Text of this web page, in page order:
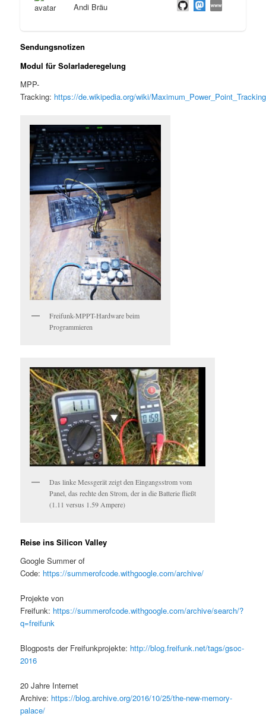
Andi Bräu
Sendungsnotizen
Modul für Solarladeregelung
MPP-
Tracking: https://de.wikipedia.org/wiki/Maximum_Power_Point_Tracking
Freifunk-MPPT-Hardware beim
Programmieren
Das linke Messgerät zeigt den Eingangsstrom vom
Panel, das rechte den Strom, der in die Batterie fließt
(1.11 versus 1.59 Ampere)
Reise ins Silicon Valley
Google Summer of
Code: https://summerofcode.withgoogle.com/archive/
Projekte von
Freifunk: https://summerofcode.withgoogle.com/archive/search/?
q=freifunk
Blogposts der Freifunkprojekte: http://blog.freifunk.net/tags/gsoc-
2016
20 Jahre Internet
Archive: https://blog.archive.org/2016/10/25/the-new-memory-
palace/